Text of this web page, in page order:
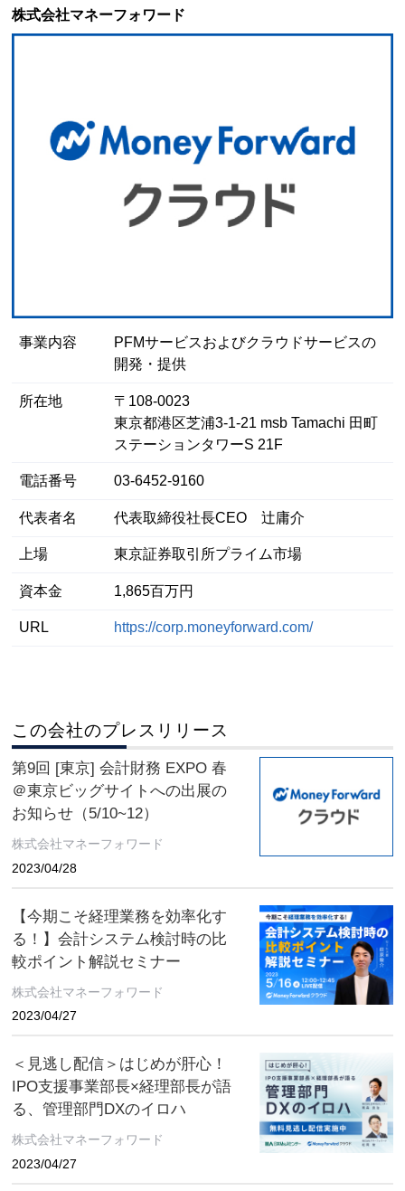
株式会社マネーフォワード
事業内容
PFMサービスおよびクラウドサービスの
開発・提供
所在地
〒108-0023
東京都港区芝浦3-1-21 msb Tamachi 田町
ステーションタワーS 21F
電話番号 03-6452-9160
代表者名 代表取締役社長CEO 辻庸介
上場 東京証券取引所プライム市場
資本金 1,865百万円
URL https://corp.moneyforward.com/
この会社のプレスリリース
第9回 [東京] 会計財務 EXPO 春
＠東京ビッグサイトへの出展の
お知らせ（5/10~12）
株式会社マネーフォワード
2023/04/28
【今期こそ経理業務を効率化す
る！】会計システム検討時の比
較ポイント解説セミナー
株式会社マネーフォワード
2023/04/27
＜見逃し配信＞はじめが肝心！
IPO支援事業部長×経理部長が語
る、管理部門DXのイロハ
株式会社マネーフォワード
2023/04/27